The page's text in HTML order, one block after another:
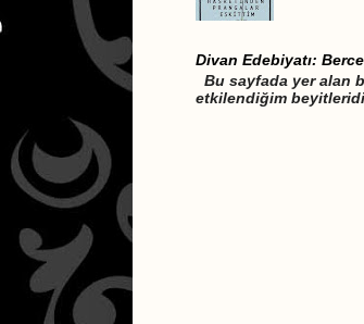
Divan Edebiyatı:
Bu sayfada yer alan
etkilendiğim